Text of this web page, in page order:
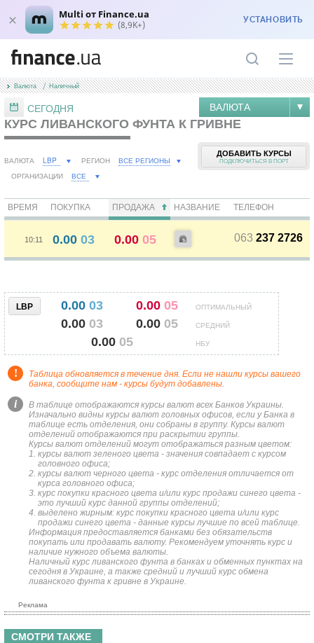
Multi от Finance.ua
(8,9K+) УСТАНОВИТЬ
Валюта Наличный
ВАЛЮТА
СЕГОДНЯ
КУРС ЛИВАНСКОГО ФУНТА К ГРИВНЕ
ДОБАВИТЬ КУРСЫ
ПОДКЛЮЧИТЬСЯ В ПОРТ
ВАЛЮТА LBP РЕГИОН ВСЕ РЕГИОНЫ
ОРГАНИЗАЦИИ ВСЕ
ВРЕМЯ ПОКУПКА ПРОДАЖА НАЗВАНИЕ ТЕЛЕФОН
10:11 0.00 03 0.00 05 063 237 2726
LBP 0.00 03 0.00 05 ОПТИМАЛЬНЫЙ
0.00 03 0.00 05 СРЕДНИЙ
0.00 05 НБУ
!
Таблица обновляется в течение дня. Если не нашли курсы вашего
банка, сообщите нам - курсы будут добавлены.
i
В таблице отображаются курсы валют всех Банков Украины.
Изначально видны курсы валют головных офисов, если у Банка в
таблице есть отделения, они собраны в группу. Курсы валют
отделений отображаются при раскрытии группы.
Курсы валют отделений могут отображаться разным цветом:
курсы валют зеленого цвета - значения совпадает с курсом
головного офиса;
курсы валют черного цвета - курс отделения отличается от
курса головного офиса;
курс покупки красного цвета и/или курс продажи синего цвета -
это лучший курс данной группы отделений;
выделено жирным: курс покупки красного цвета и/или курс
продажи синего цвета - данные курсы лучшие по всей таблице.
Информация предоставляется банками без обязательств
покупать или продавать валюту. Рекомендуем уточнять курс и
наличие нужного объема валюты.
Наличный курс ливанского фунта в банках и обменных пунктах на
сегодня в Украине, а также средний и лучший курс обмена
ливанского фунта к гривне в Украине.
Реклама
СМОТРИ ТАКЖЕ